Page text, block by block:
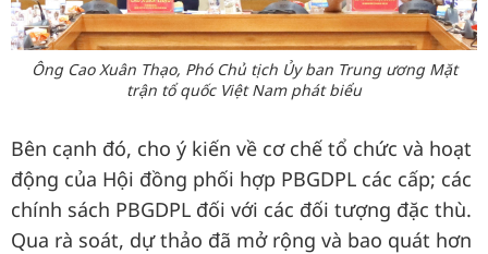
Ông Cao Xuân Thạo, Phó Chủ tịch Ủy ban Trung ương Mặt
trận tổ quốc Việt Nam phát biểu
Bên cạnh đó, cho ý kiến về cơ chế tổ chức và hoạt
động của Hội đồng phối hợp PBGDPL các cấp; các
chính sách PBGDPL đối với các đối tượng đặc thù.
Qua rà soát, dự thảo đã mở rộng và bao quát hơn